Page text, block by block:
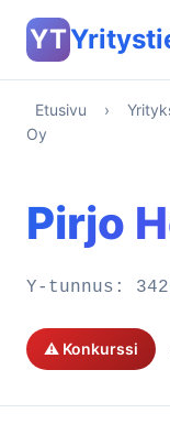
YT
Etusivu ›
Oy
Pirjo
Y-tunnus:
⚠️ Konkurssi